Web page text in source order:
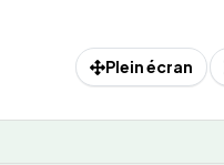
Plein écran